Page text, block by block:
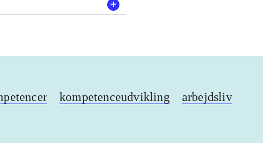
kompetenceudvikling arbejdsliv